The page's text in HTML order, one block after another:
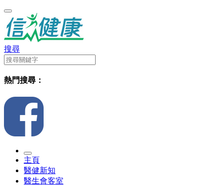
搜尋
熱門搜尋：
主頁
醫健新知
醫生會客室